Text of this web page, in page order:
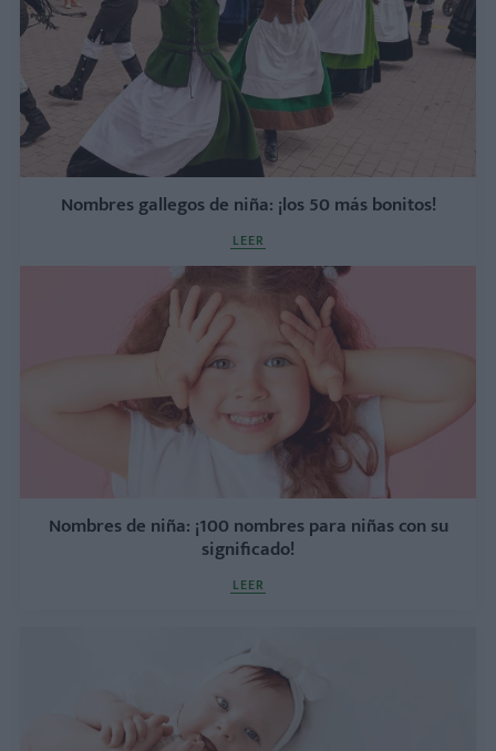
Nombres gallegos de niña: ¡los 50 más bonitos!
LEER
Nombres de niña: ¡100 nombres para niñas con su
significado!
LEER